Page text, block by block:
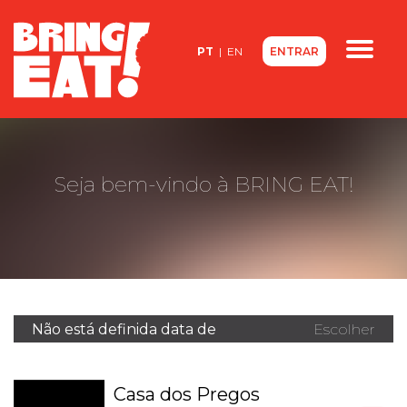
PT | EN ENTRAR
Seja bem-vindo à BRING EAT!
Não está definida data de
Escolher
Casa dos Pregos